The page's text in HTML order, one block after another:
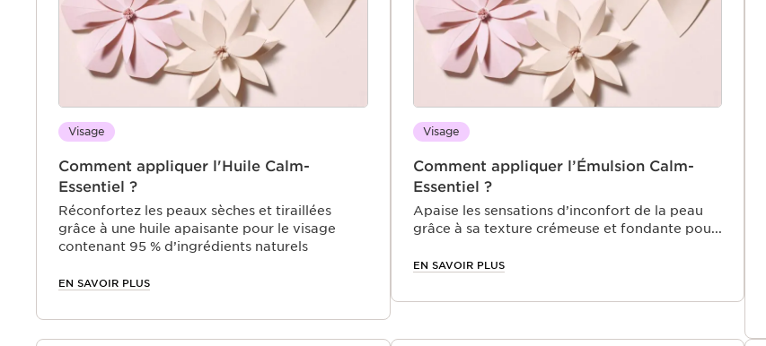
Visage
Comment appliquer l'Huile Calm-
Essentiel ?
Réconfortez les peaux sèches et tiraillées
grâce à une huile apaisante pour le visage
contenant 95 % d’ingrédients naturels
EN SAVOIR PLUS
Visage
Comment appliquer l’Émulsion Calm-
Essentiel ?
Apaise les sensations d’inconfort de la peau
grâce à sa texture crémeuse et fondante pour
EN SAVOIR PLUS